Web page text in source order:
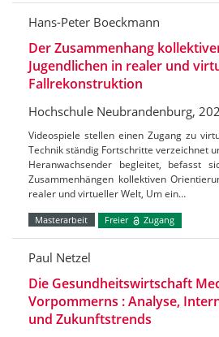
Hans-Peter Boeckmann
Der Zusammenhang
Jugendlichen in realer und
Fallrekonstruktion
Hochschule Neubrandenburg,
Videospiele stellen einen Zugang zu
Technik ständig Fortschritte verzeichnet
Heranwachsender begleitet, befasst
Zusammenhängen kollektiven
realer und virtueller Welt, Um ein…
Masterarbeit Freier Zugang
Paul Netzel
Die Gesundheitswirtschaft
Vorpommerns : Analyse,
und Zukunftstrends